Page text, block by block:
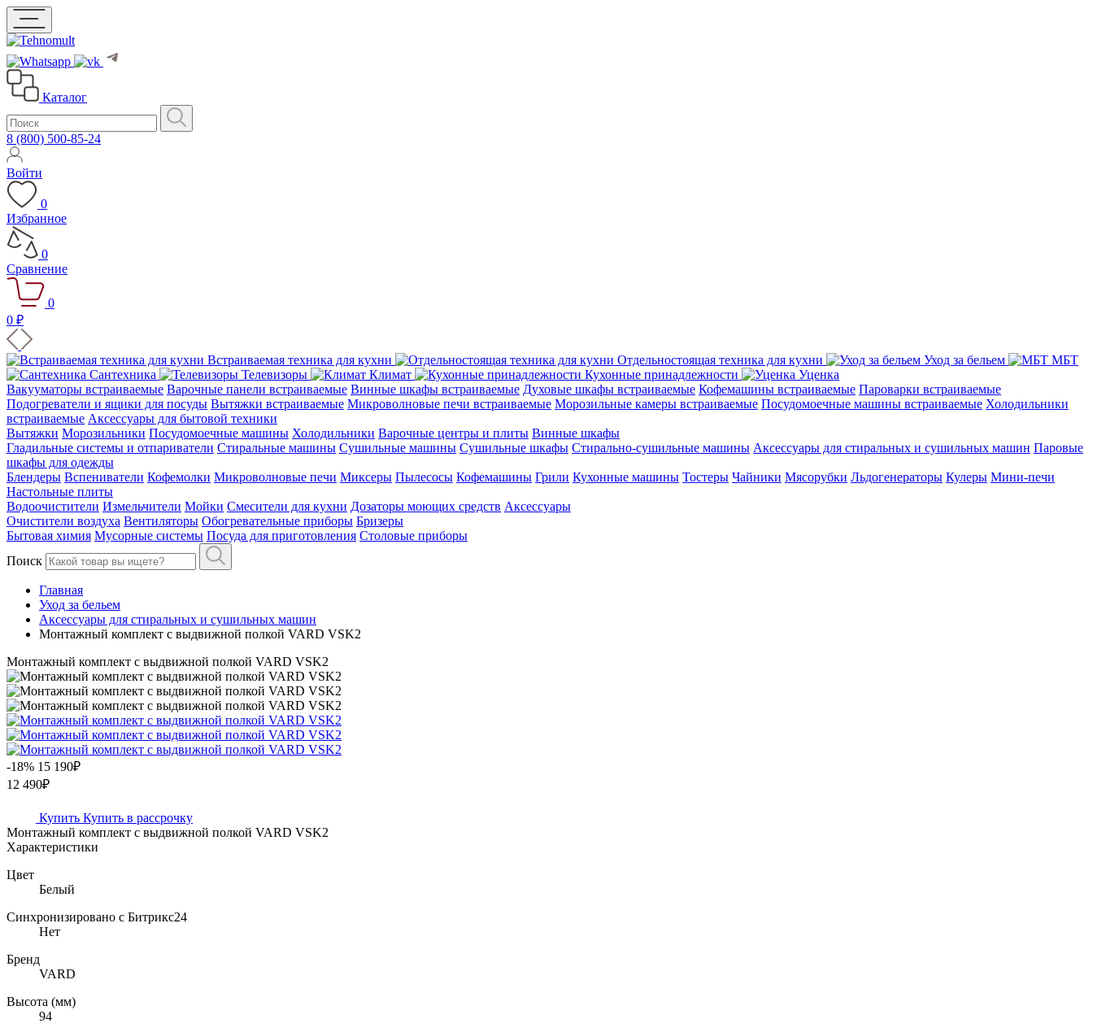
Каталог
8 (800) 500-85-24
Войти
0
Избранное
0
Сравнение
0
0 ₽
Встраиваемая техника для кухни Отдельностоящая техника для кухни Уход за бельем
МБТ
Сантехника
Телевизоры Климат Кухонные принадлежности
Уценка
Вакууматоры встраиваемые Варочные панели встраиваемые Винные шкафы встраиваемые Духовые шкафы встраиваемые Кофемашины встраиваемые Пароварки встраиваемые
Подогреватели и ящики для посуды Вытяжки встраиваемые Микроволновые печи встраиваемые Морозильные камеры встраиваемые Посудомоечные машины встраиваемые Холодильники
встраиваемые Аксессуары для бытовой техники
Вытяжки Морозильники Посудомоечные машины Холодильники Варочные центры и плиты Винные шкафы
Гладильные системы и отпариватели Стиральные машины Сушильные машины Сушильные шкафы Стирально-сушильные машины Аксессуары для стиральных и сушильных машин Паровые
шкафы для одежды
Блендеры Вспениватели Кофемолки Микроволновые печи Миксеры Пылесосы Кофемашины Грили Кухонные машины Тостеры Чайники Мясорубки Льдогенераторы Кулеры Мини-печи
Настольные плиты
Водоочистители Измельчители Мойки Смесители для кухни Дозаторы моющих средств Аксессуары
Очистители воздуха Вентиляторы Обогревательные приборы Бризеры
Бытовая химия Мусорные системы Посуда для приготовления Столовые приборы
Поиск
Главная
Уход за бельем
Аксессуары для стиральных и сушильных машин
Монтажный комплект с выдвижной полкой VARD VSK2
Монтажный комплект с выдвижной полкой VARD VSK2
-18% 15 190₽
12 490₽
Купить Купить в рассрочку
Монтажный комплект с выдвижной полкой VARD VSK2
Характеристики
Цвет
Белый
Синхронизировано с Битрикс24
Нет
Бренд
VARD
Высота (мм)
94